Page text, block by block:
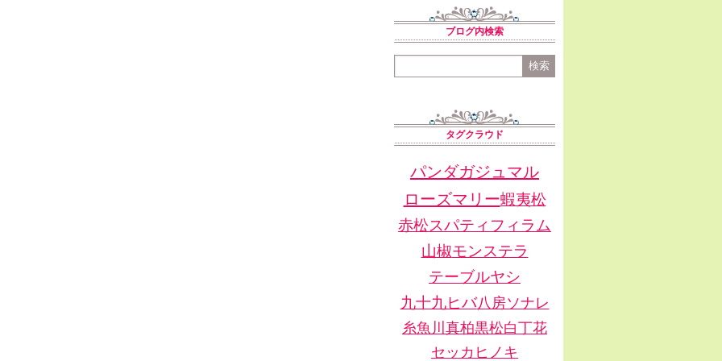
ブログ内検索
タグクラウド
パンダガジュマル
ローズマリー蝦夷松
赤松スパティフィラム
山椒モンステラ
テーブルヤシ
九十九ヒバ八房ソナレ
糸魚川真柏黒松白丁花
セッカヒノキ